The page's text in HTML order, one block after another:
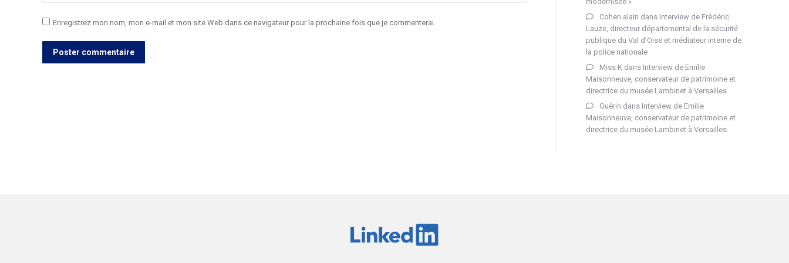
Enregistrez mon nom, mon e-mail et mon site Web dans ce navigateur pour la prochaine fois que je commenterai.
Poster commentaire
Cohen alain dans Interview de Frédéric
Lauze, directeur départemental de la sécurité
publique du Val d’Oise et médiateur interne de
la police nationale
Miss K dans Interview de Emilie
Maisonneuve, conservateur de patrimoine et
directrice du musée Lambinet à Versailles
Guérin dans Interview de Emilie
Maisonneuve, conservateur de patrimoine et
directrice du musée Lambinet à Versailles